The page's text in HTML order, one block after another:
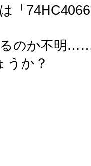
「
のか不明
うか？